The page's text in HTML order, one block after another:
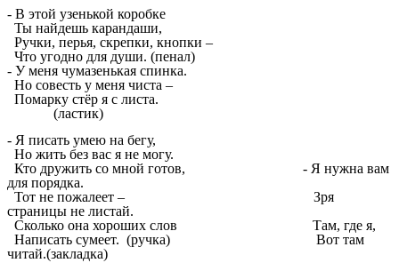
- В этой узенькой коробке
Ты найдешь карандаши,
Ручки, перья, скрепки, кнопки –
Что угодно для души. (пенал)
- У меня чумазенькая спинка.
Но совесть у меня чиста –
Помарку стёр я с листа.
(ластик)
- Я писать умею на бегу,
Но жить без вас я не могу.
Кто дружить со мной готов, - Я нужна вам
для порядка.
Тот не пожалеет – Зря
страницы не листай.
Сколько она хороших слов Там, где я,
Написать сумеет. (ручка) Вот там
читай.(закладка)